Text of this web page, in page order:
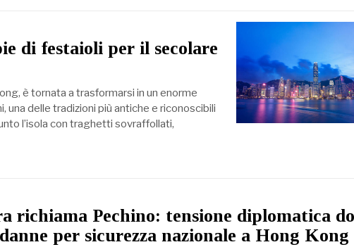
di festaioli per il secolare
è tornata a trasformarsi in un enorme
una delle tradizioni più antiche e riconoscibili
l’isola con traghetti sovraffollati,
richiama Pechino: tensione diplomatica
per sicurezza nazionale a Hong Kong